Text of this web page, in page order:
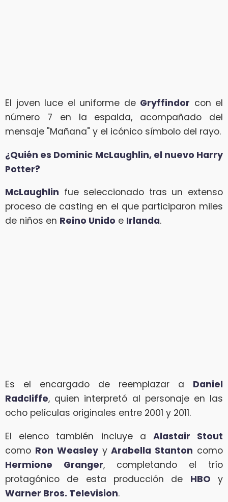
El joven luce el uniforme de Gryffindor con el
número 7 en la espalda, acompañado del
mensaje "Mañana" y el icónico símbolo del rayo.
¿Quién es Dominic McLaughlin, el nuevo Harry
Potter?
McLaughlin fue seleccionado tras un extenso
proceso de casting en el que participaron miles
de niños en Reino Unido e Irlanda.
Es el encargado de reemplazar a Daniel
Radcliffe, quien interpretó al personaje en las
ocho películas originales entre 2001 y 2011.
El elenco también incluye a Alastair Stout
como Ron WeasleyyArabella Stanton como
Hermione Granger, completando el trío
protagónico de esta producción de HBO y
Warner Bros. Television.